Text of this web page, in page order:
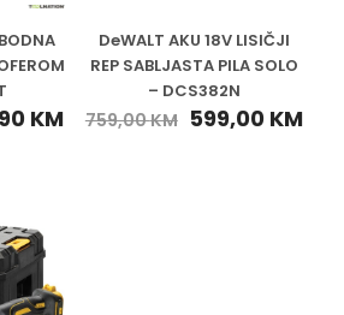
KM
DeWALT AKU 18V LISIČJI
REP SABLJASTA PILA SOLO
– DCS382N
759,00KM 599,00 KM